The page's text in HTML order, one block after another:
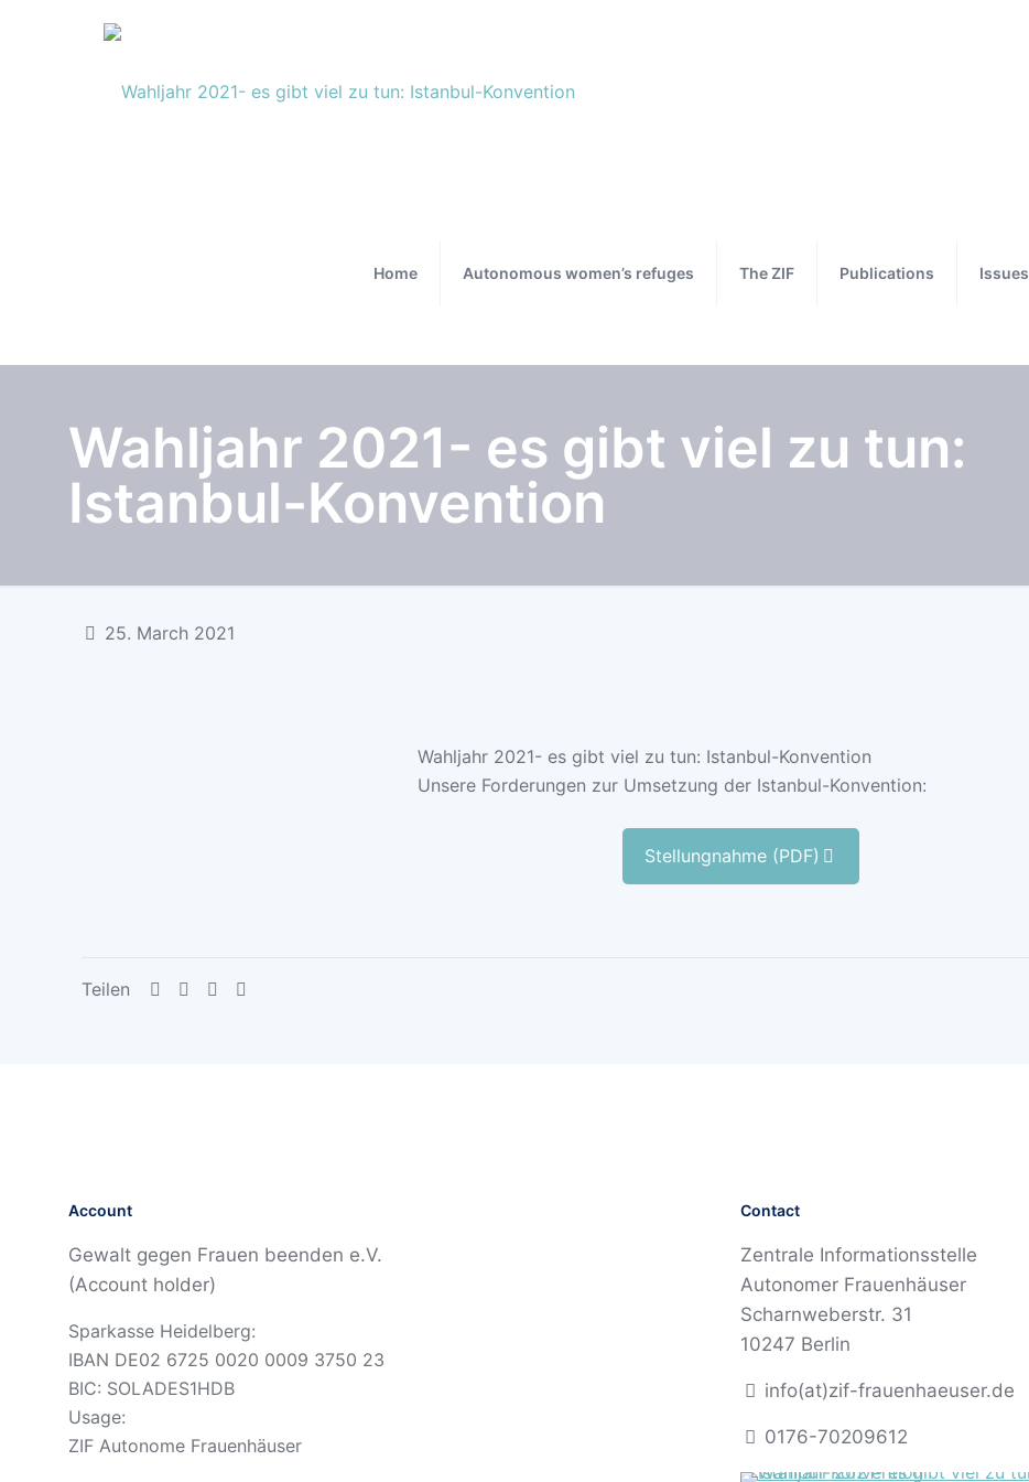
Home Autonomous women’s refuges The ZIF Publications Issues
Wahljahr 2021- es gibt viel zu tun:
Istanbul-Konvention
25. March 2021
Wahljahr 2021- es gibt viel zu tun: Istanbul-Konvention
Unsere Forderungen zur Umsetzung der Istanbul-Konvention:
Stellungnahme (PDF)
Teilen
Account
Gewalt gegen Frauen beenden e.V.
(Account holder)
Sparkasse Heidelberg:
IBAN DE02 6725 0020 0009 3750 23
BIC: SOLADES1HDB
Usage:
ZIF Autonome Frauenhäuser
Contact
Zentrale Informationsstelle
Autonomer Frauenhäuser
Scharnweberstr. 31
10247 Berlin
info(at)zif-frauenhaeuser.de
0176-70209612